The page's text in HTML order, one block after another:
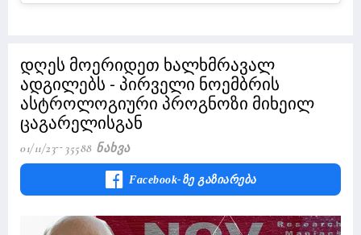
დღეს მოერიდეთ ხალხმრავალ
ადგილებს - პირველი ნოემბრის
ასტროლოგიური პროგნოზი მიხეილ
ცაგარელისგან
01/11/23 35588 Ნახვა
Facebook-Ზე Გაზიარება